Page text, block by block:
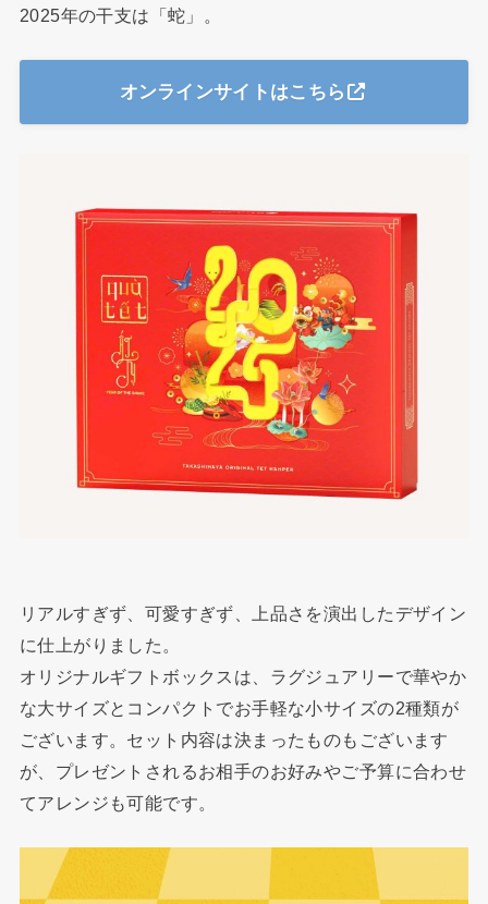
2025年の干支は「蛇」。
オンラインサイトはこちら
リアルすぎず、可愛すぎず、上品さを演出したデザイン
に仕上がりました。
オリジナルギフトボックスは、ラグジュアリーで華やか
な大サイズとコンパクトでお手軽な小サイズの2種類が
ございます。セット内容は決まったものもございます
が、プレゼントされるお相手のお好みやご予算に合わせ
てアレンジも可能です。